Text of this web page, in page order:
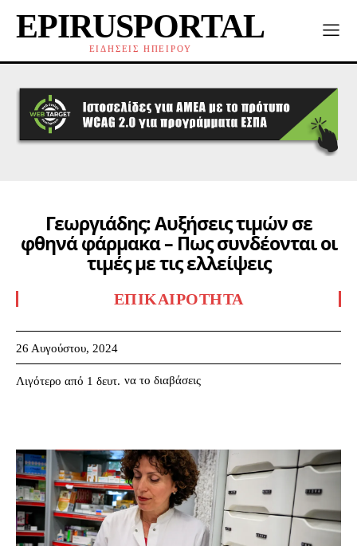
EPIRUSPORTAL
ΕΙΔΗΣΕΙΣ ΗΠΕΙΡΟΥ
Γεωργιάδης: Αυξήσεις τιμών σε
φθηνά φάρμακα – Πως συνδέονται οι
τιμές με τις ελλείψεις
ΕΠΙΚΑΙΡΌΤΗΤΑ
26 Αυγούστου, 2024
Λιγότερο από 1 δευτ. να το διαβάσεις